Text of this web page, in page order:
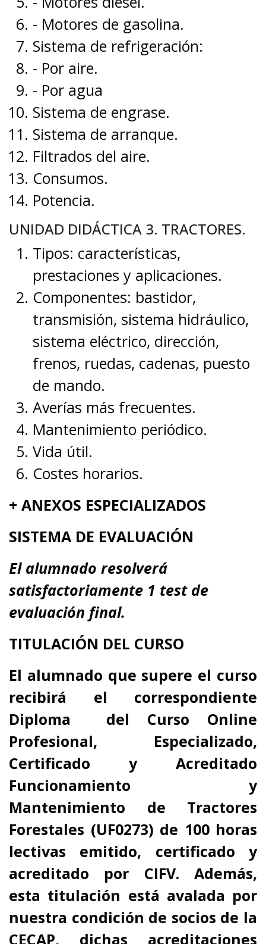
- Motores de gasolina.
Sistema de refrigeración:
- Por aire.
- Por agua
Sistema de engrase.
Sistema de arranque.
Filtrados del aire.
Consumos.
Potencia.
UNIDAD DIDÁCTICA 3. TRACTORES.
Tipos: características,
prestaciones y aplicaciones.
Componentes: bastidor,
transmisión, sistema hidráulico,
sistema eléctrico, dirección,
frenos, ruedas, cadenas, puesto
de mando.
Averías más frecuentes.
Mantenimiento periódico.
Vida útil.
Costes horarios.
+ ANEXOS ESPECIALIZADOS
SISTEMA DE EVALUACIÓN
El alumnado resolverá
satisfactoriamente 1 test de
evaluación final.
TITULACIÓN DEL CURSO
El alumnado que supere el curso
recibirá el correspondiente
Diploma del Curso Online
Profesional, Especializado,
Certificado y Acreditado
Funcionamiento y
Mantenimiento de Tractores
Forestales (UF0273) de 100 horas
lectivas emitido, certificado y
acreditado por CIFV. Además,
esta titulación está avalada por
nuestra condición de socios de la
CECAP, dichas acreditaciones